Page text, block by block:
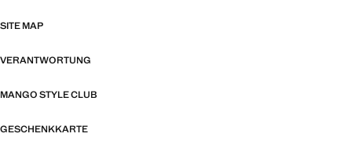
SITE MAP
VERANTWORTUNG
MANGO STYLE CLUB
GESCHENKKARTE